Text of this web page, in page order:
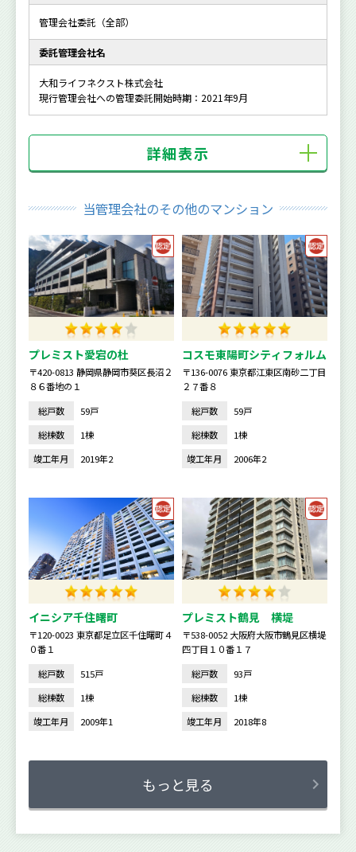
管理会社委託（全部）
委託管理会社名
大和ライフネクスト株式会社
現行管理会社への管理委託開始時期：2021年9月
詳細表示
当管理会社のその他のマンション
プレミスト愛宕の杜
〒420-0813 静岡県静岡市葵区長沼２
８６番地の１
総戸数
59戸
総棟数
1棟
竣工年月
2019年2
コスモ東陽町シティフォルム
〒136-0076 東京都江東区南砂二丁目
２７番８
総戸数
59戸
総棟数
1棟
竣工年月
2006年2
イニシア千住曙町
〒120-0023 東京都足立区千住曙町４
０番１
総戸数
515戸
総棟数
1棟
竣工年月
2009年1
プレミスト鶴見 横堤
〒538-0052 大阪府大阪市鶴見区横堤
四丁目１０番１７
総戸数
93戸
総棟数
1棟
竣工年月
2018年8
もっと見る